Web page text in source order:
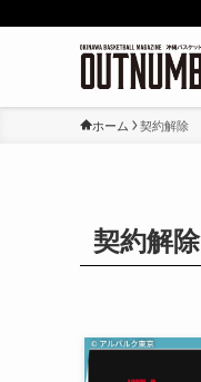
ホーム 契約解除
契約解除